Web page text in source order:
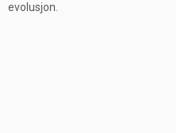
evolusjon.